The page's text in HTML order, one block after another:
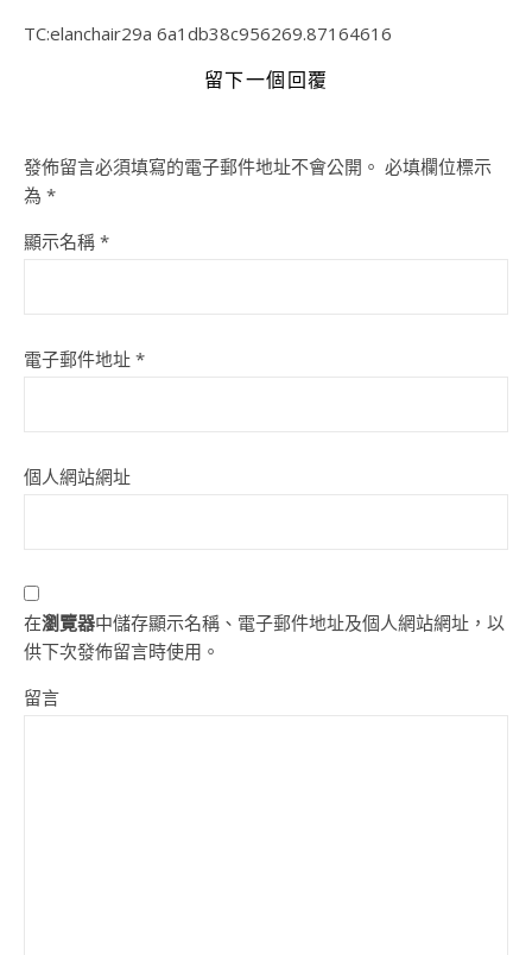
TC:elanchair29a 6a1db38c956269.87164616
留下一個回覆
發佈留言必須填寫的電子郵件地址不會公開。 必填欄位標示
為 *
顯示名稱 *
電子郵件地址 *
個人網站網址
在瀏覽器中儲存顯示名稱、電子郵件地址及個人網站網址，以
供下次發佈留言時使用。
留言